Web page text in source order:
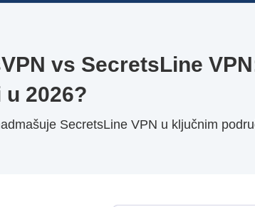
vs SecretsLine
2026?
SecretsLine VPN u ključnim